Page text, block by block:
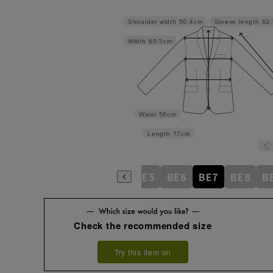
Sleeve length
Length 77cm
Waist 56cm
Width 60.5cm
Shoulder width 50.4cm
BE4 BE5 BE6 BE7 BE8
Check the recommended size
Try this item on